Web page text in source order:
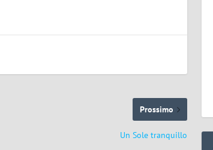
Prossimo
Un Sole tranquillo